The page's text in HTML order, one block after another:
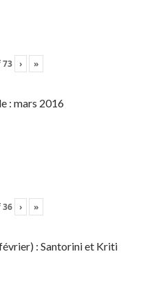
73 › »
: mars 2016
36 › »
: Santorini et Kriti